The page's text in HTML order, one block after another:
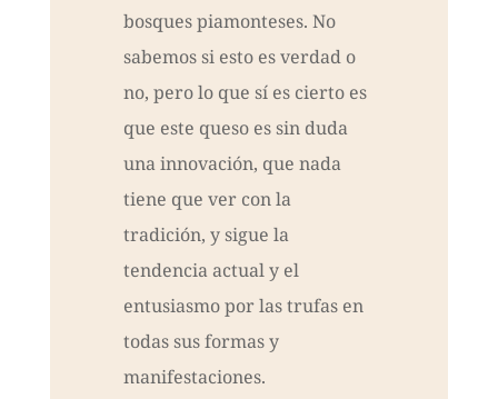
bosques piamonteses. No
sabemos si esto es verdad o
no, pero lo que sí es cierto es
que este queso es sin duda
una innovación, que nada
tiene que ver con la
tradición, y sigue la
tendencia actual y el
entusiasmo por las trufas en
todas sus formas y
manifestaciones.